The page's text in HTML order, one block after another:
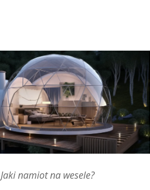
Jaki namiot na wesele?